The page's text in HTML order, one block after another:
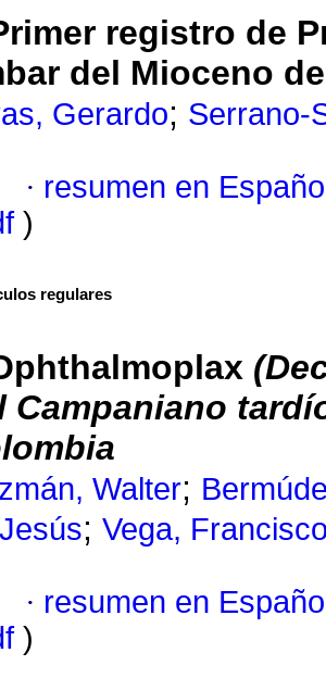
registro de
del Mioceno
Gerardo; Serrano-
· resumen en
)
regulares
Campaniano
Walter;
; Vega,
· resumen en
)